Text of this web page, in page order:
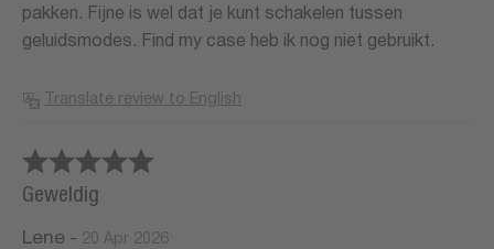
pakken. Fijne is wel dat je kunt schakelen tussen
geluidsmodes. Find my case heb ik nog niet gebruikt.
Translate review to English
Geweldig
Lene - 20 Apr 2026